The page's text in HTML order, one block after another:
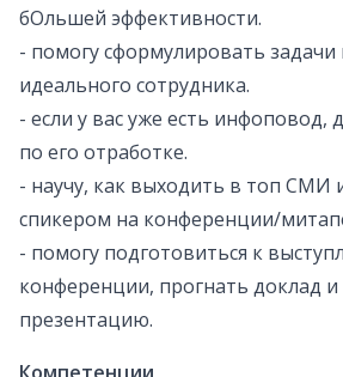
бОльшей эффективности.
- помогу сформулировать
идеального сотрудника.
- если у вас уже есть
по его отработке.
- научу, как выходить в топ СМИ
спикером на конференции/
- помогу подготовиться к
конференции, прогнать доклад
презентацию.